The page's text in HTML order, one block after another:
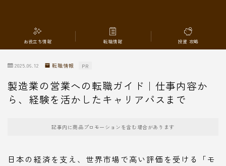
お役立ち情報 転職情報 投資 攻略
2025.06.12 転職情報 PR
製造業の営業への転職ガイド｜仕事内容か
ら、経験を活かしたキャリアパスまで
記事内に商品プロモーションを含む場合があります
日本の経済を支え、世界市場で高い評価を受ける「モ